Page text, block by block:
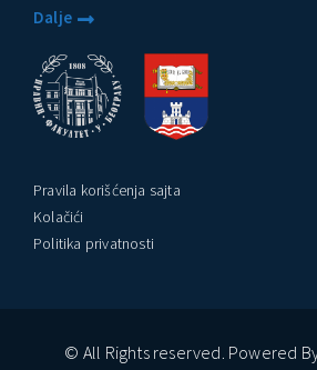
Dalje
Pravila korišćenja sajta
Kolačići
Politika privatnosti
© All Rights reserved. Powered